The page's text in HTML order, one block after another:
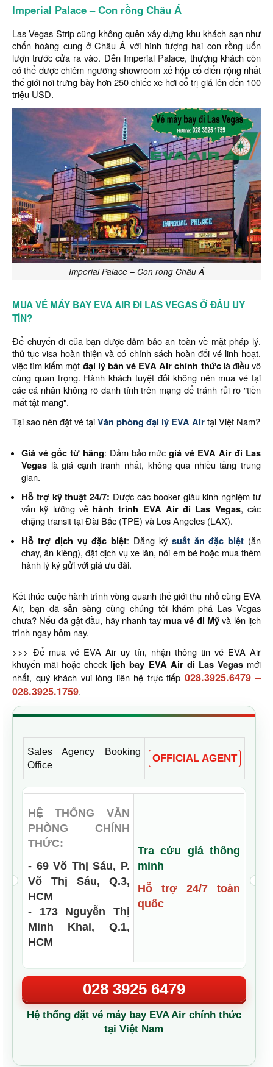
Imperial Palace – Con rồng Châu Á
Las Vegas Strip cũng không quên xây dựng khu khách sạn như
chốn hoàng cung ở Châu Á với hình tượng hai con rồng uốn
lượn trước cửa ra vào. Đến Imperial Palace, thượng khách còn
có thể được chiêm ngưỡng showroom xế hộp cổ điển rộng nhất
thế giới nơi trưng bày hơn 250 chiếc xe hơi cổ trị giá lên đến 100
triệu USD.
Imperial Palace – Con rồng Châu Á
MUA VÉ MÁY BAY EVA AIR ĐI LAS VEGAS Ở ĐÂU UY
TÍN?
Để chuyến đi của bạn được đảm bảo an toàn về mặt pháp lý,
thủ tục visa hoàn thiện và có chính sách hoàn đổi vé linh hoạt,
việc tìm kiếm một đại lý bán vé EVA Air chính thứclà điều vô
cùng quan trọng. Hành khách tuyệt đối không nên mua vé tại
các cá nhân không rõ danh tính trên mạng để tránh rủi ro "tiền
mất tật mang".
Tại sao nên đặt vé tạiVăn phòng đại lý EVA Airtại Việt Nam?
Giá vé gốc từ hãng: Đảm bảo mứcgiá vé EVA Air đi Las
Vegas là giá cạnh tranh nhất, không qua nhiều tầng trung
gian.
Hỗ trợ kỹ thuật 24/7: Được các booker giàu kinh nghiệm tư
vấn kỹ lưỡng về hành trình EVA Air đi Las Vegas, các
chặng transit tại Đài Bắc (TPE) và Los Angeles (LAX).
Hỗ trợ dịch vụ đặc biệt: Đăng ký suất ăn đặc biệt (ăn
chay, ăn kiêng), đặt dịch vụ xe lăn, nôi em bé hoặc mua thêm
hành lý ký gửi với giá ưu đãi.
Kết thúc cuộc hành trình vòng quanh thế giới thu nhỏ cùng EVA
Air, bạn đã sẵn sàng cùng chúng tôi khám phá Las Vegas
chưa? Nếu đã gật đầu, hãy nhanh taymua vé đi Mỹvà lên lịch
trình ngay hôm nay.
>>> Để mua vé EVA Air uy tín, nhận thông tin vé EVA Air
khuyến mãi hoặc check lịch bay EVA Air đi Las Vegas mới
nhất, quý khách vui lòng liên hệ trực tiếp 028.3925.6479–
028.3925.1759.
Sales Agency Booking
Office
OFFICIAL AGENT
HỆ THỐNG VĂN
PHÒNG CHÍNH
THỨC:
- 69 Võ Thị Sáu, P.
Võ Thị Sáu, Q.3,
HCM
- 173 Nguyễn Thị
Minh Khai, Q.1,
HCM
Tra cứu giá thông
minh
Hỗ trợ 24/7 toàn
quốc
028 3925 6479
Hệ thống đặt vé máy bay EVA Air chính thức
tại Việt Nam